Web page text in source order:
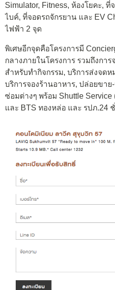
Simulator, Fitness, ห้องโยคะ,
ไบค์, ที่จอดรถจักรยาน และ EV
ไฟฟ้า 2 จุด
พิเศษอีกจุดคือโครงการมี
กลางภายในโครงการ รวมถึงกา
สำหรับทำกิจกรรม, บริการส่งจด
บริการจองร้านอาหาร, ปล่อยขา
ซ่อมต่างๆ พร้อม Shuttle Service
และ BTS ทองหล่อ และ รปภ.24